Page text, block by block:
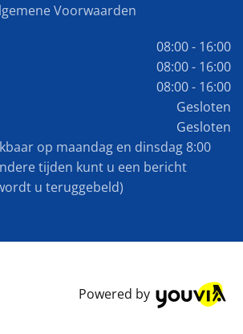
Voorwaarden
08:00 - 16:00
08:00 - 16:00
08:00 - 16:00
Gesloten
Gesloten
op maandag en dinsdag 8:00
tijden kunt u een bericht
u teruggebeld)
Powered by